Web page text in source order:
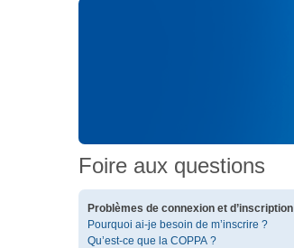
Foire aux questions
Problèmes de connexion et d’inscription
Pourquoi ai-je besoin de m’inscrire ?
Qu’est-ce que la COPPA ?